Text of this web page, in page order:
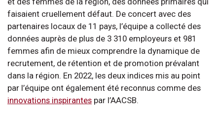
faisaient cruellement défaut. De concert avec des
partenaires locaux de 11 pays, l’équipe a collecté des
données auprès de plus de 3 310 employeurs et 981
femmes afin de mieux comprendre la dynamique de
recrutement, de rétention et de promotion prévalant
dans la région. En 2022, les deux indices mis au point
par l’équipe ont également été reconnus comme des
innovations inspirantes par l’AACSB.